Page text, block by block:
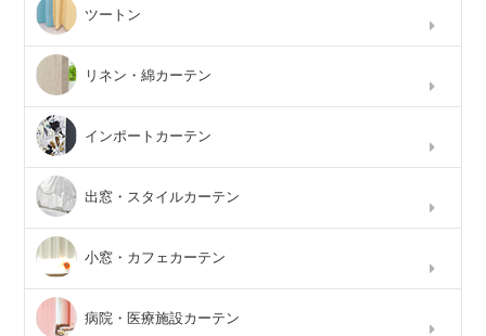
ツートン
リネン・綿カーテン
インポートカーテン
出窓・スタイルカーテン
小窓・カフェカーテン
病院・医療施設カーテン